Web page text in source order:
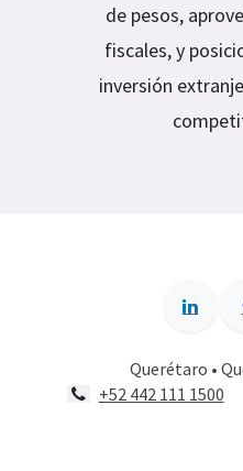
de pesos,
fiscales, y
inversión
Querétaro •
+52 442 111 1500